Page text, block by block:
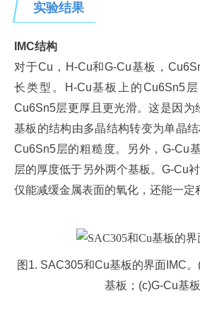
实验结果
IMC结构
对于Cu，H-Cu和G-Cu基板，
长类型。H-Cu基板上的Cu6Sn5
Cu6Sn5层更厚且更光滑。这是因为
基板的结构由多晶结构转变为单晶
Cu6Sn5层的粗糙度。另外，G-Cu
层的厚度低于另外两个基板。G-Cu
仅能减缓金属表面的氧化，还能一定
图1. SAC305和Cu基板的界面IMC
基板；(c)G-Cu基板